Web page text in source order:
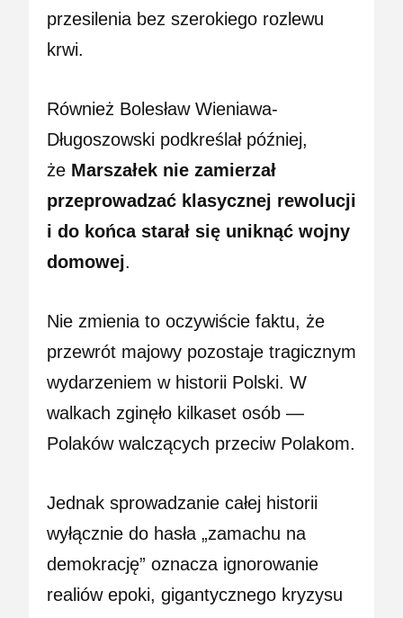
przesilenia bez szerokiego rozlewu
krwi.
Również Bolesław Wieniawa-
Długoszowski podkreślał później,
że Marszałek nie zamierzał
przeprowadzać klasycznej rewolucji
i do końca starał się uniknąć wojny
domowej.
Nie zmienia to oczywiście faktu, że
przewrót majowy pozostaje tragicznym
wydarzeniem w historii Polski. W
walkach zginęło kilkaset osób —
Polaków walczących przeciw Polakom.
Jednak sprowadzanie całej historii
wyłącznie do hasła „zamachu na
demokrację” oznacza ignorowanie
realiów epoki, gigantycznego kryzysu